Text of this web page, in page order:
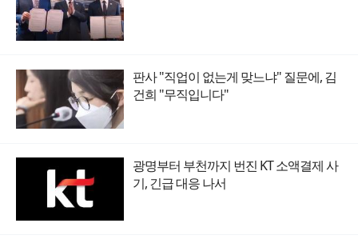
판사 "직업이 없는게 맞느냐" 질문에, 김
건희 "무직입니다"
광명부터 부천까지 번진 KT 소액결제 사
기, 긴급 대응 나서